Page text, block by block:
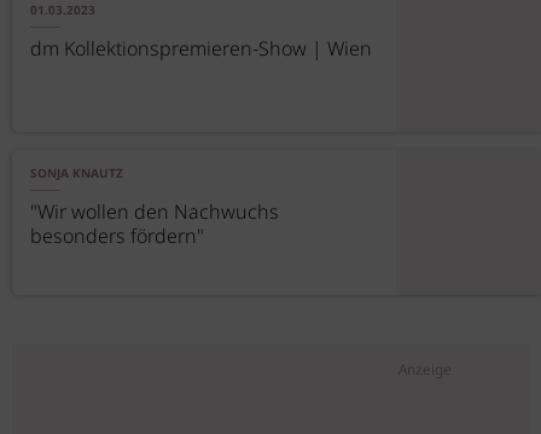
01.03.2023
dm Kollektionspremieren-Show | Wien
SONJA KNAUTZ
"Wir wollen den Nachwuchs
besonders fördern"
Anzeige